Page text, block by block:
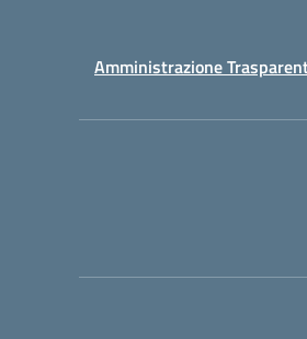
Amministrazione